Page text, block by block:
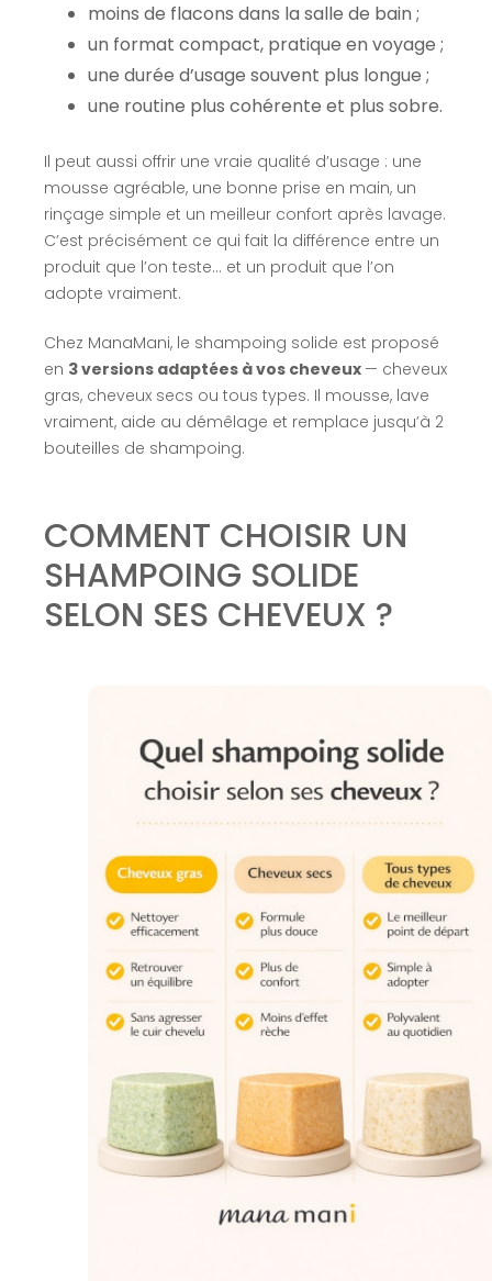
moins de flacons dans la salle de bain ;
un format compact, pratique en voyage ;
une durée d’usage souvent plus longue ;
une routine plus cohérente et plus sobre.
Il peut aussi offrir une vraie qualité d’usage : une
mousse agréable, une bonne prise en main, un
rinçage simple et un meilleur confort après lavage.
C’est précisément ce qui fait la différence entre un
produit que l’on teste… et un produit que l’on
adopte vraiment.
Chez ManaMani, le shampoing solide est proposé
en 3 versions adaptées à vos cheveux — cheveux
gras, cheveux secs ou tous types. Il mousse, lave
vraiment, aide au démêlage et remplace jusqu’à 2
bouteilles de shampoing.
COMMENT CHOISIR UN
SHAMPOING SOLIDE
SELON SES CHEVEUX ?